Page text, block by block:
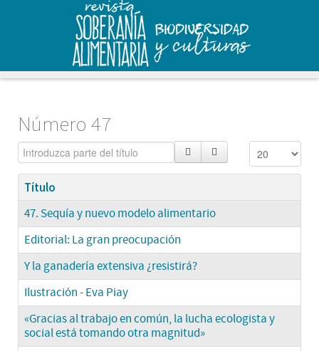
Número 47
Título
47. Sequía y nuevo modelo alimentario
Editorial: La gran preocupación
Y la ganadería extensiva ¿resistirá?
Ilustración - Eva Piay
«Gracias al trabajo en común, la lucha ecologista y
social está tomando otra magnitud»